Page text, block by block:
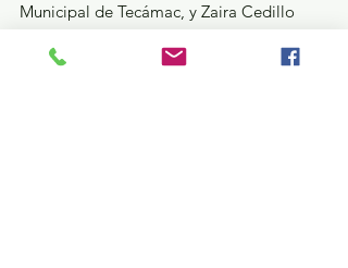
Municipal de Tecámac, y Zaira Cedillo
Comisión de Igualdad de Género del